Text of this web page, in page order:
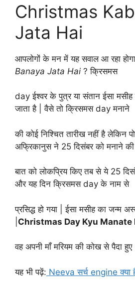
Christmas
Jata Hai
आपलोगों के मन में यह सवाल आ रहा
Banaya Jata Hai ? क्रिसमस
day ईश्वर के पुत्र या संतान ईसा मसीह
जाता है | वैसे तो क्रिसमस day मनाने
की कोई निश्चित तारीख नहीं है लेकिन
अफ्रिकानुस ने 25 दिसंबर को मनाने की
बात को लोकप्रिय किए तब से ये 25
और यह दिन क्रिसमस day के नाम से
प्रसिद्ध हो गया | ईसा मसीह का जन्म
Christmas Day Kyu Manate
वह अपनी माँ मरियम की कोख से पैदा हुए |
यह भी पढ़ें: Neeva सर्च engine क्या